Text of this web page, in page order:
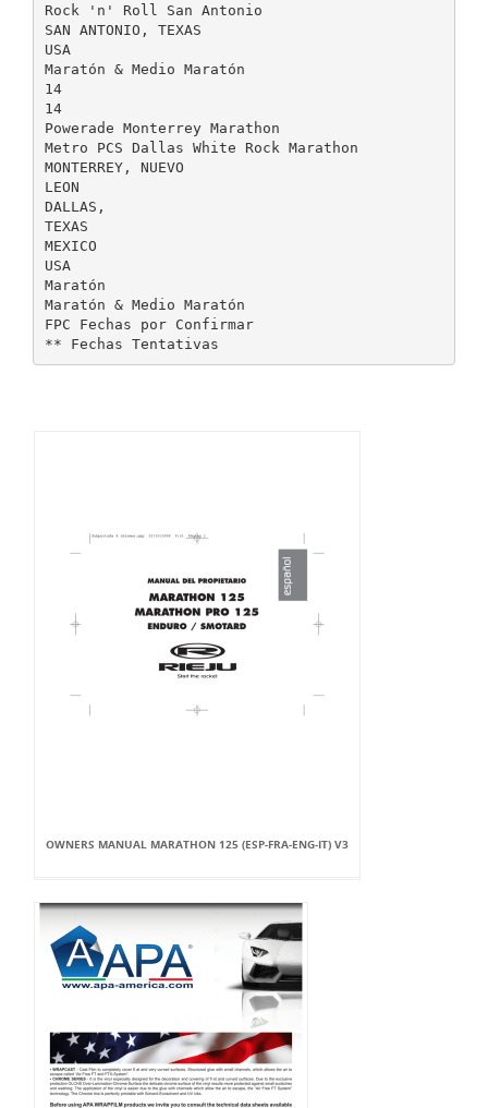
Rock 'n' Roll San Antonio
SAN ANTONIO, TEXAS
USA
Maratón & Medio Maratón
14
14
Powerade Monterrey Marathon
Metro PCS Dallas White Rock Marathon
MONTERREY, NUEVO
LEON
DALLAS,
TEXAS
MEXICO
USA
Maratón
Maratón & Medio Maratón
FPC Fechas por Confirmar
OWNERS MANUAL MARATHON 125 (ESP-FRA-ENG-IT) V3